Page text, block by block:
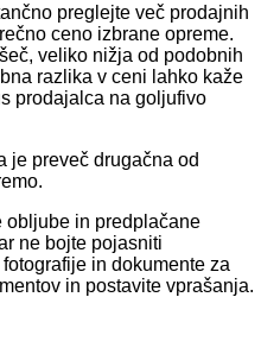
preglejte več prodajnih
ceno izbrane opreme.
veliko nižja od podobnih
razlika v ceni lahko kaže
prodajalca na goljufivo
je preveč drugačna od
obljube in predplačane
ne bojte pojasniti
in dokumente za
in postavite vprašanja.